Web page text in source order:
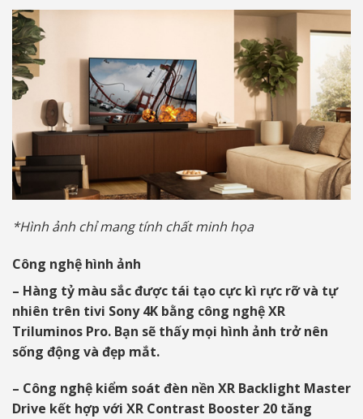
*Hình ảnh chỉ mang tính chất minh họa
Công nghệ hình ảnh
– Hàng tỷ màu sắc được tái tạo cực kì rực rỡ và tự
nhiên trên tivi Sony 4K bằng công nghệ XR
Triluminos Pro. Bạn sẽ thấy mọi hình ảnh trở nên
sống động và đẹp mắt.
– Công nghệ kiểm soát đèn nền XR Backlight Master
Drive kết hợp với XR Contrast Booster 20 tăng